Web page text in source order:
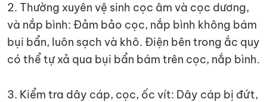
2. Thường xuyên vệ sinh cọc âm và cọc dương,
và nắp bình: Đảm bảo cọc, nắp bình không bám
bụi bẩn, luôn sạch và khô. Điện bên trong ắc quy
có thể tự xả qua bụi bẩn bám trên cọc, nắp bình.
3. Kiểm tra dây cáp, cọc, ốc vít: Dây cáp bị đứt,